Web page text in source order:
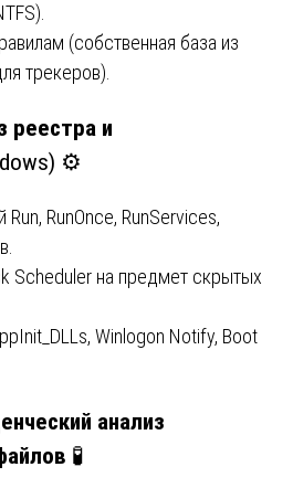
(собственная база из
трекеров).
реестра и
⚙️
RunOnce, RunServices,
Scheduler на предмет скрытых
Winlogon Notify, Boot
анализ
🧪